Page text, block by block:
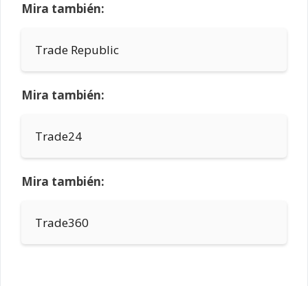
Mira también:
Trade Republic
Mira también:
Trade24
Mira también:
Trade360